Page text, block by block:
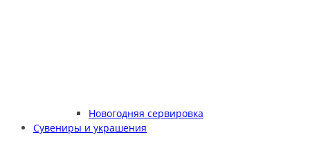
Новогодняя сервировка
Сувениры и украшения